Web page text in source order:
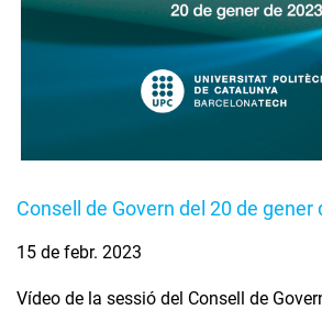
Consell de Govern del 20 de gener
15 de febr. 2023
Vídeo de la sessió del Consell de